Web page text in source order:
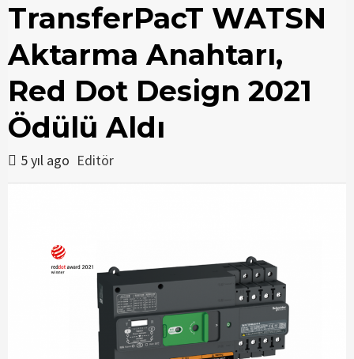
TransferPacT WATSN
Aktarma Anahtarı,
Red Dot Design 2021
Ödülü Aldı
5 yıl ago Editör